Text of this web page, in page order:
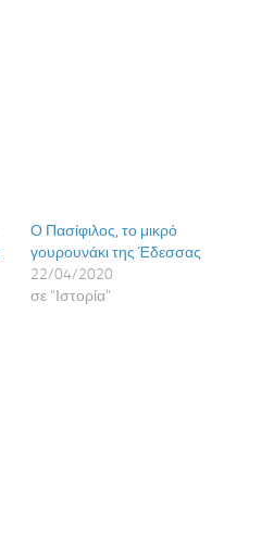
Ο Πασίφιλος, το μικρό
γουρουνάκι της Έδεσσας
22/04/2020
σε "Ιστορία"